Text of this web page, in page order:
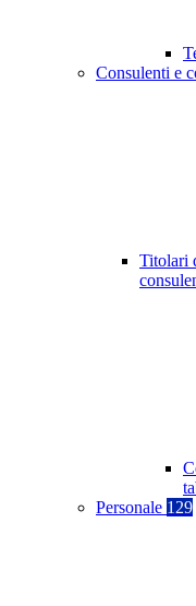
Consulenti e
Titolari
Personale 129